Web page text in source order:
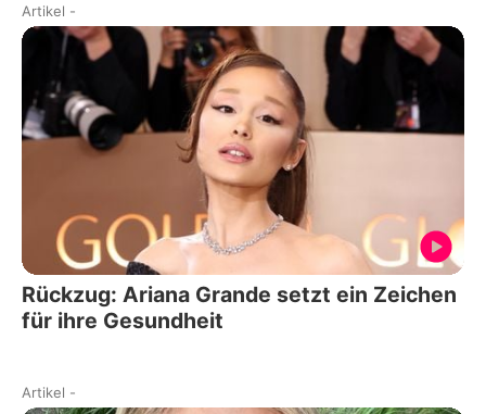
Artikel -
Rückzug: Ariana Grande setzt ein Zeichen
für ihre Gesundheit
Artikel -